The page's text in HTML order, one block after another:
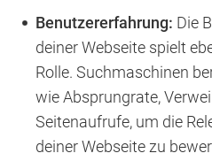
Benutzererfahrung: Die
deiner Webseite spielt
Rolle. Suchmaschinen
wie Absprungrate,
Seitenaufrufe, um die
deiner Webseite zu